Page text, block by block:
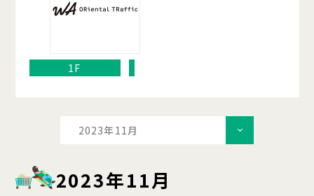
1F
2023年11月
2023年11月